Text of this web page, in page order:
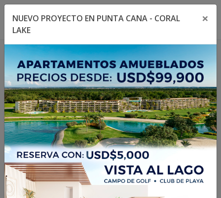
Toggle navigation menu
1/4
NUEVO PROYECTO EN PUNTA CANA - CORAL
LAKE
×